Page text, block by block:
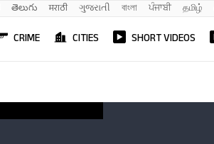
తెలుగు मराठी ગુજરાતી বাংলা ਪੰਜਾਬੀ தமிழ்
CRIME CITIES SHORT VIDEOS